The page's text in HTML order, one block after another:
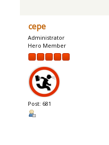
cepe
Administrator
Hero Member
Post: 681